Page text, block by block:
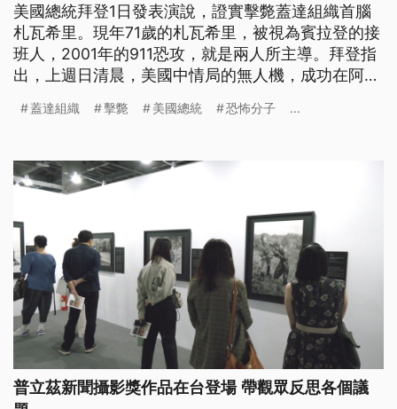
美國總統拜登1日發表演說，證實擊斃蓋達組織首腦
札瓦希里。現年71歲的札瓦希里，被視為賓拉登的接
班人，2001年的911恐攻，就是兩人所主導。拜登指
出，上週日清晨，美國中情局的無人機，成功在阿富
義獲得伸張。
蓋達組織 擊斃 美國總統 恐怖分子 ...
普立茲新聞攝影獎作品在台登場 帶觀眾反思各個議